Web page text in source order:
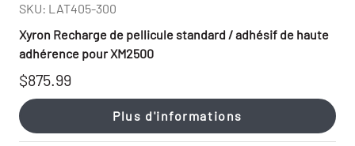
SKU: LAT405-300
Xyron Recharge de pellicule standard / adhésif de haute
adhérence pour XM2500
$875.99
Plus d'informations